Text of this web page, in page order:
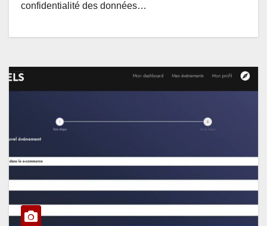
confidentialité des données…